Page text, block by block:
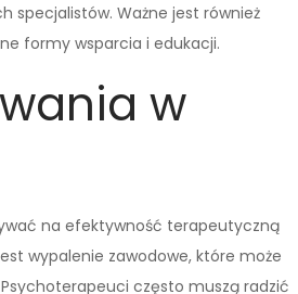
specjalistów. Ważne jest również
formy wsparcia i edukacji.
w
na efektywność terapeutyczną
wypalenie zawodowe, które może
często muszą radzić